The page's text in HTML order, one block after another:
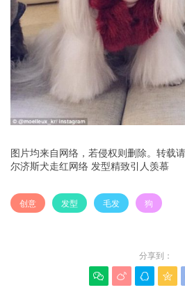
图片均来自网络，若侵权则删除。转载
尔济斯犬走红网络 发型精致引人羡慕
创意 发型 毛发 狗
分享到：
   